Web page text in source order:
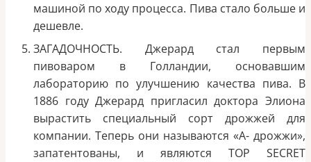
машиной по ходу процесса. Пива стало больше и
дешевле.
ЗАГАДОЧНОСТЬ. Джерард стал первым
пивоваром в Голландии, основавшим
лабораторию по улучшению качества пива. В
1886 году Джерард пригласил доктора Элиона
вырастить специальный сорт дрожжей для
компании. Теперь они называются «А- дрожжи»,
запатентованы, и являются TOP SECRET